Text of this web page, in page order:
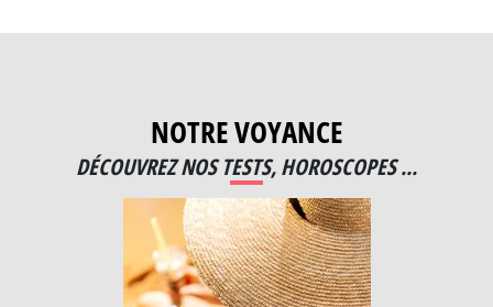
NOTRE VOYANCE
DÉCOUVREZ NOS TESTS, HOROSCOPES ...